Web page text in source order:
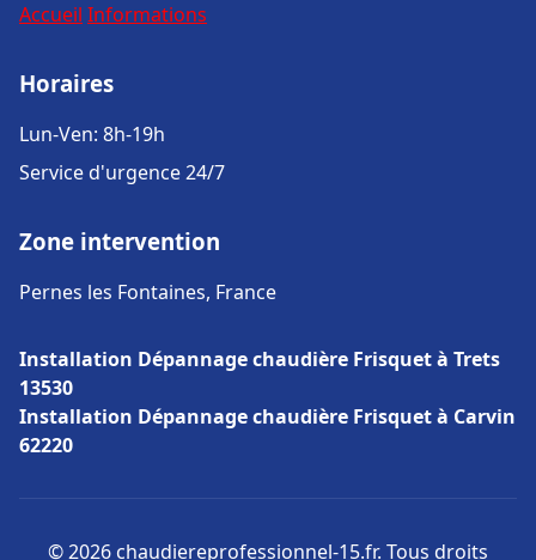
Accueil Informations
Horaires
Lun-Ven: 8h-19h
Service d'urgence 24/7
Zone intervention
Pernes les Fontaines, France
Installation Dépannage chaudière Frisquet à Trets
13530
Installation Dépannage chaudière Frisquet à Carvin
62220
© 2026 chaudiereprofessionnel-15.fr. Tous droits